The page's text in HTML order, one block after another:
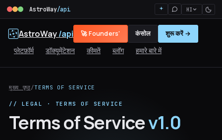
AstroWay/api HI
AstroWay/api
प्लेटफ़ॉर्म डॉक्यूमेंटेशन कीमतें ब्लॉग हमारे बारे में
🚀 Founders' कंसोल शुरू करें →
मुख्य पृष्ठ/TERMS OF SERVICE
// LEGAL · TERMS OF SERVICE
Terms of Servicev1.0